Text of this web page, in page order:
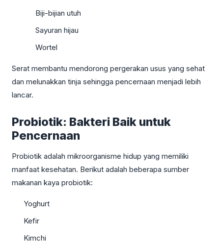
Biji-bijian utuh
Sayuran hijau
Wortel
Serat membantu mendorong pergerakan usus yang sehat
dan melunakkan tinja sehingga pencernaan menjadi lebih
lancar.
Probiotik: Bakteri Baik untuk
Pencernaan
Probiotik adalah mikroorganisme hidup yang memiliki
manfaat kesehatan. Berikut adalah beberapa sumber
makanan kaya probiotik:
Yoghurt
Kefir
Kimchi